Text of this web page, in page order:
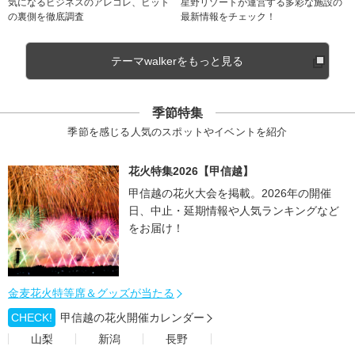
気になるビジネスのアレコレ、ヒット
の裏側を徹底調査
星野リゾートが運営する多彩な施設の
最新情報をチェック！
テーマwalkerをもっと見る
季節特集
季節を感じる人気のスポットやイベントを紹介
花火特集2026【甲信越】
甲信越の花火大会を掲載。2026年の開催
日、中止・延期情報や人気ランキングなど
をお届け！
金麦花火特等席＆グッズが当たる
CHECK!
甲信越の花火開催カレンダー
山梨
新潟 長野